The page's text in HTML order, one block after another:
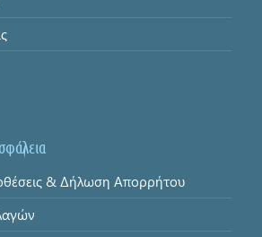
& Δήλωση Απορρήτου